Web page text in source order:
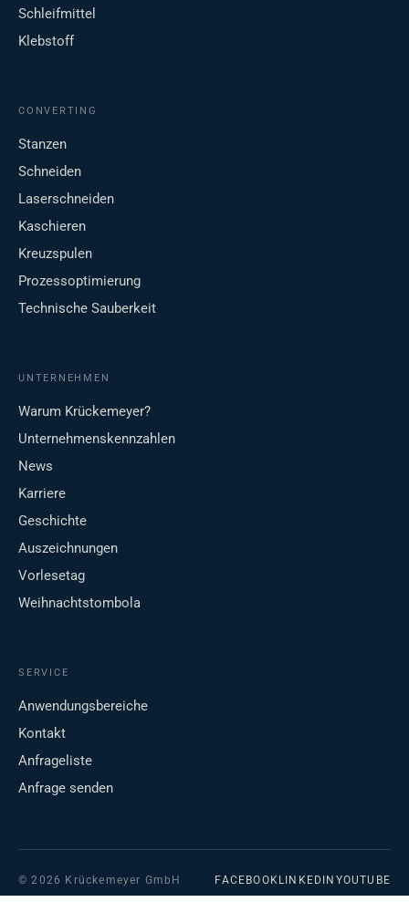
Schleifmittel
Klebstoff
CONVERTING
Stanzen
Schneiden
Laserschneiden
Kaschieren
Kreuzspulen
Prozessoptimierung
Technische Sauberkeit
UNTERNEHMEN
Warum Krückemeyer?
Unternehmenskennzahlen
News
Karriere
Geschichte
Auszeichnungen
Vorlesetag
Weihnachtstombola
SERVICE
Anwendungsbereiche
Kontakt
Anfrageliste
Anfrage senden
© 2026 Krückemeyer GmbH FACEBOOK LINKEDIN YOUTUBE